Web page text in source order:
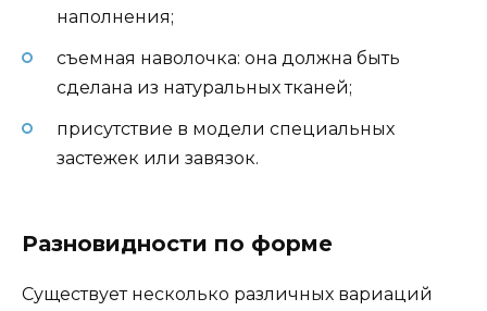
наполнения;
съемная наволочка: она должна быть
сделана из натуральных тканей;
присутствие в модели специальных
застежек или завязок.
Разновидности по форме
Существует несколько различных вариаций